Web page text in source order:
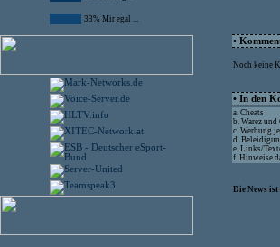
33% Mir egal ...
•
Noch keine
• In den
a. Cheats
b. Warez und
c. Werbung
d.
e. Links/
f. Hinweise
Die News